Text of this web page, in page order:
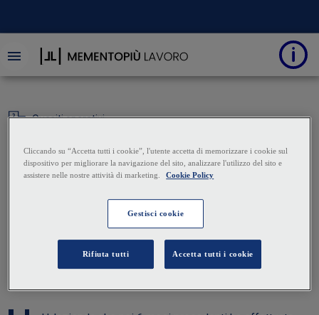
Quesiti operativi
Bonus giovani: accesso
all'esonero contributivo
in caso di precedente
licenziamento